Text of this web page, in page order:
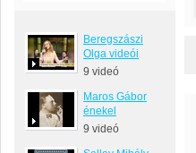
Beregszászi
Olga videói
9 videó
Maros Gábor
énekel
9 videó